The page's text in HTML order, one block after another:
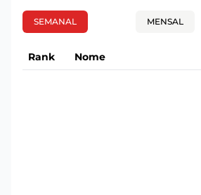
SEMANAL MENSAL
Rank Nome